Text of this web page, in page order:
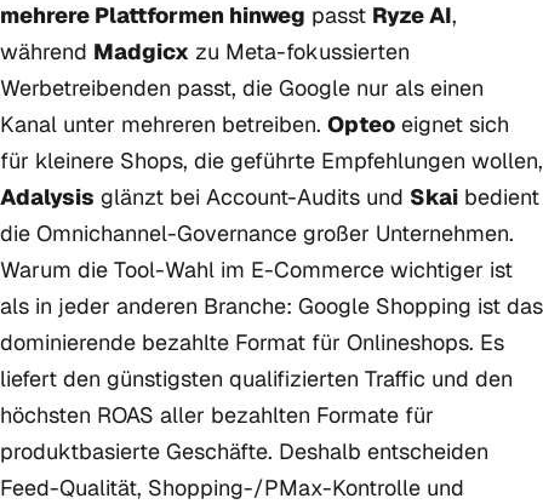
mehrere Plattformen hinweg passt Ryze AI,
während Madgicx zu Meta-fokussierten
Werbetreibenden passt, die Google nur als einen
Kanal unter mehreren betreiben. Opteo eignet sich
für kleinere Shops, die geführte Empfehlungen wollen,
Adalysis glänzt bei Account-Audits und Skai bedient
die Omnichannel-Governance großer Unternehmen.
Warum die Tool-Wahl im E-Commerce wichtiger ist
als in jeder anderen Branche: Google Shopping ist das
dominierende bezahlte Format für Onlineshops. Es
liefert den günstigsten qualifizierten Traffic und den
höchsten ROAS aller bezahlten Formate für
produktbasierte Geschäfte. Deshalb entscheiden
Feed-Qualität, Shopping-/PMax-Kontrolle und